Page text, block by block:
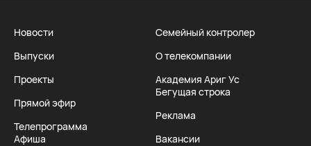
Новости
Выпуски
Проекты
Прямой эфир
Телепрограмма
Афиша
Семейный контролер
О телекомпании
Академия Ариг Ус
Бегущая строка
Реклама
Вакансии